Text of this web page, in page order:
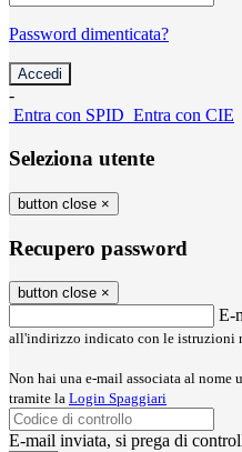
Password dimenticata?
-
Entra con SPID Entra con CIE
Seleziona utente
button close ×
Recupero password
button close ×
E-
all'indirizzo indicato con le istruzioni
Non hai una e-mail associata al nome
tramite la Login Spaggiari
E-mail inviata, si prega di